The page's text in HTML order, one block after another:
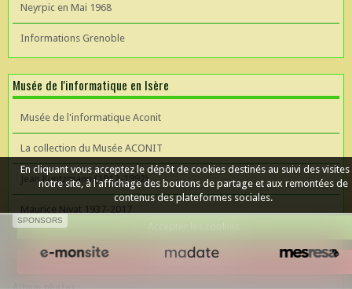
Neyrpic en Mai 1968
Informations Grenoble
Musée de l'informatique en Isère
Musée de l'informatique Aconit
La collection du Musée ACONIT
Jean Kuntzmann (1912-1992)
Maurice Nivat 1937-2017
SPONSORS
En cliquant vous acceptez le dépôt de cookies destinés au suivi des visites
notre site, à l'affichage des boutons de partage et aux remontées de
contenus des plateformes sociales.
Refuser les cookies